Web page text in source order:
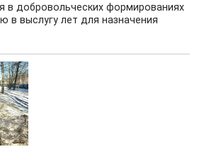
в добровольческих формированиях
в выслугу лет для назначения